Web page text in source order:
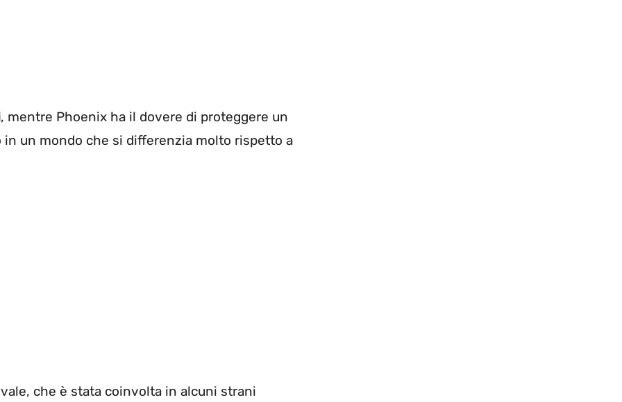
, mentre Phoenix ha il dovere di proteggere un
un mondo che si differenzia molto rispetto a
che è stata coinvolta in alcuni strani